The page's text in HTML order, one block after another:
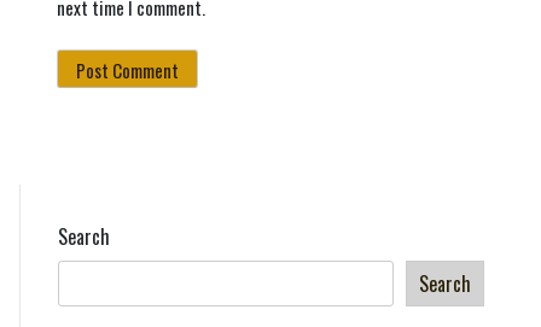
next time I comment.
Search
Search